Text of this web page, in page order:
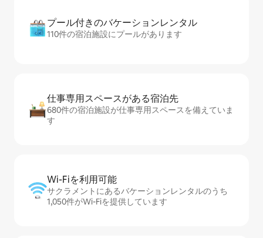
プール付きのバ⁠ケ⁠ー⁠シ⁠ョ⁠ンレ⁠ン⁠タ⁠ル
110件の宿泊施設にプールがあります
仕事専用ス⁠ペ⁠ー⁠スがあ⁠る宿⁠泊⁠先
680件の宿泊施設が仕事専用スペースを備えていま
す
Wi-Fiを利⁠用⁠可⁠能
サクラメントにあるバケーションレンタルのうち
1,050件がWi-Fiを提供しています